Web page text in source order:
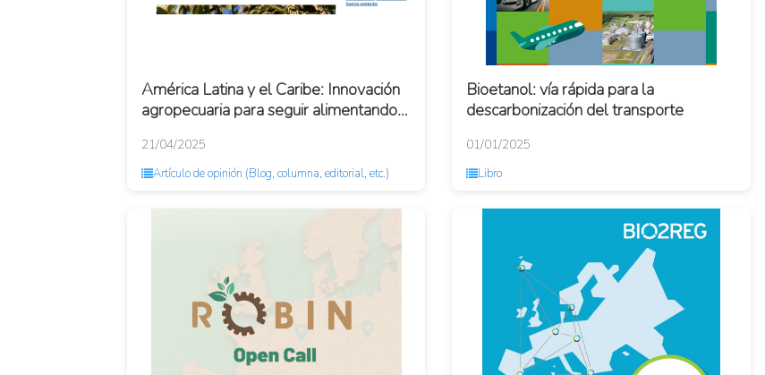
América Latina y el Caribe: Innovación
agropecuaria para seguir alimentando
21/04/2025
Artículo de opinión (Blog, columna, editorial, etc.)
Bioetanol: vía rápida para la
descarbonización del transporte
01/01/2025
Libro